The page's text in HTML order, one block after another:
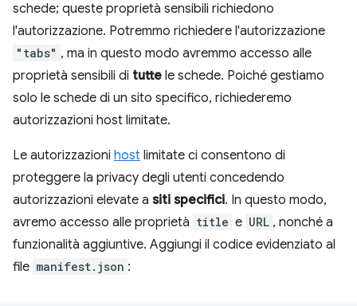
schede; queste proprietà sensibili richiedono
l'autorizzazione. Potremmo richiedere l'autorizzazione
"tabs" , ma in questo modo avremmo accesso alle
proprietà sensibili di tutte le schede. Poiché gestiamo
solo le schede di un sito specifico, richiederemo
autorizzazioni host limitate.
Le autorizzazioni host limitate ci consentono di
proteggere la privacy degli utenti concedendo
autorizzazioni elevate a siti specifici. In questo modo,
avremo accesso alle proprietà title e URL , nonché a
funzionalità aggiuntive. Aggiungi il codice evidenziato al
file manifest.json :